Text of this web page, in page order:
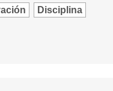
Disciplina